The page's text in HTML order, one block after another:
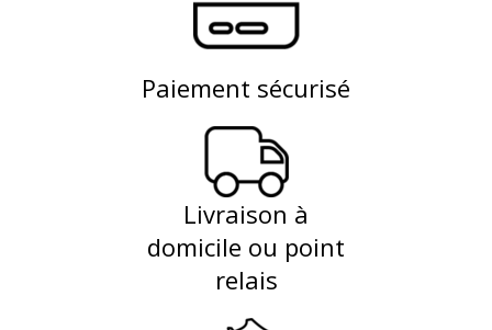
Paiement sécurisé
Livraison à
domicile ou point
relais